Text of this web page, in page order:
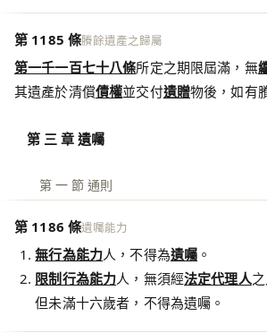
第 1185 條賸餘遺產之歸屬
第一千一百七十八條所定之期限屆滿，無
其遺產於清償債權並交付遺贈物後，如有
第 三 章 遺囑
第 一 節 通則
第 1186 條遺囑能力
無行為能力人，不得為遺囑 。
限制行為能力人，無須經法定代理人
但未滿十六歲者，不得為遺囑。